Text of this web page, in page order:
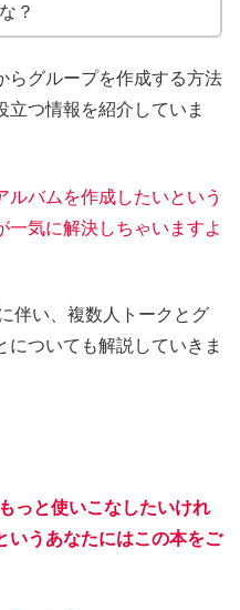
？
らグループを作成する方法
立つ情報を紹介していま
バムを作成したいという
一気に解決しちゃいますよ
伴い、複数人トークとグ
についても解説していきま
っと使いこなしたいけれ
いうあなたにはこの本をご